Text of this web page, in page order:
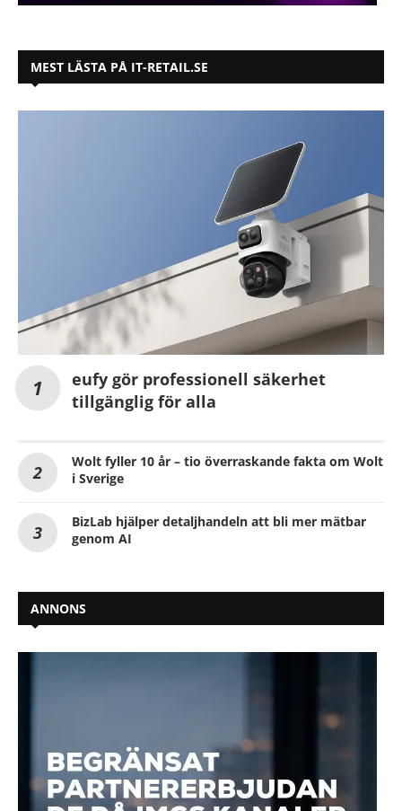
MEST LÄSTA PÅ IT-RETAIL.SE
eufy gör professionell säkerhet
tillgänglig för alla
Wolt fyller 10 år – tio överraskande fakta om Wolt
i Sverige
BizLab hjälper detaljhandeln att bli mer mätbar
genom AI
ANNONS